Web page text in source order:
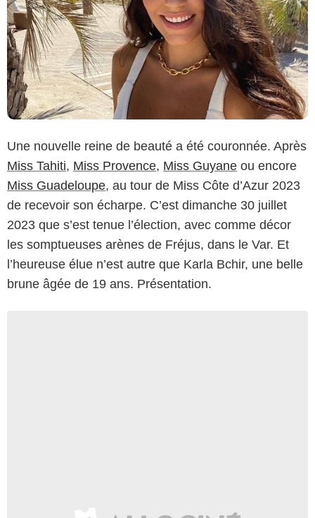
Une nouvelle reine de beauté a été couronnée. Après
Miss Tahiti, Miss Provence, Miss Guyane ou encore
Miss Guadeloupe, au tour de Miss Côte d’Azur 2023
de recevoir son écharpe. C’est dimanche 30 juillet
2023 que s’est tenue l’élection, avec comme décor
les somptueuses arènes de Fréjus, dans le Var. Et
l’heureuse élue n’est autre que Karla Bchir, une belle
brune âgée de 19 ans. Présentation.